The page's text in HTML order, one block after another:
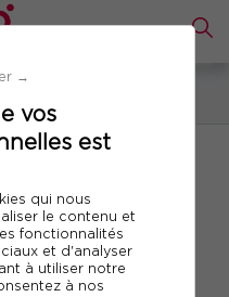
→
vos
est
qui nous
le contenu et
fonctionnalités
et d'analyser
à utiliser notre
à nos
et
publics
RH afin de mieux
ou mobilités